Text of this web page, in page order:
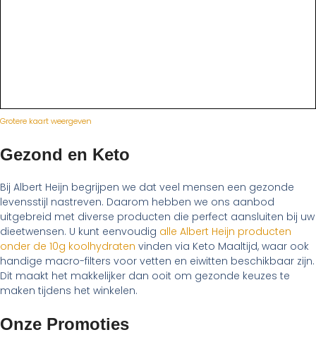
Grotere kaart weergeven
Gezond en Keto
Bij Albert Heijn begrijpen we dat veel mensen een gezonde
levensstijl nastreven. Daarom hebben we ons aanbod
uitgebreid met diverse producten die perfect aansluiten bij uw
dieetwensen. U kunt eenvoudig alle Albert Heijn producten
onder de 10g koolhydraten vinden via Keto Maaltijd, waar ook
handige macro-filters voor vetten en eiwitten beschikbaar zijn.
Dit maakt het makkelijker dan ooit om gezonde keuzes te
maken tijdens het winkelen.
Onze Promoties